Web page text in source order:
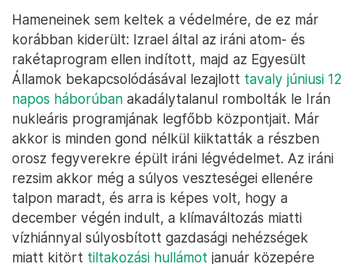
Hameneinek sem keltek a védelmére, de ez már
korábban kiderült: Izrael által az iráni atom- és
rakétaprogram ellen indított, majd az Egyesült
Államok bekapcsolódásával lezajlott tavaly júniusi 12
napos háborúban akadálytalanul rombolták le Irán
nukleáris programjának legfőbb központjait. Már
akkor is minden gond nélkül kiiktatták a részben
orosz fegyverekre épült iráni légvédelmet. Az iráni
rezsim akkor még a súlyos veszteségei ellenére
talpon maradt, és arra is képes volt, hogy a
december végén indult, a klímaváltozás miatti
vízhiánnyal súlyosbított gazdasági nehézségek
miatt kitört tiltakozási hullámot január közepére